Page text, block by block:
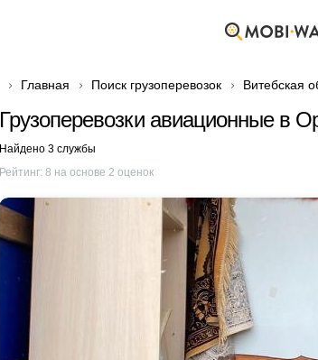
Главная Поиск грузоперевозок Витебская
Грузоперевозки авиационные в
Найдено 3 службы
Рейтинг: 8 на основе 2 оценок